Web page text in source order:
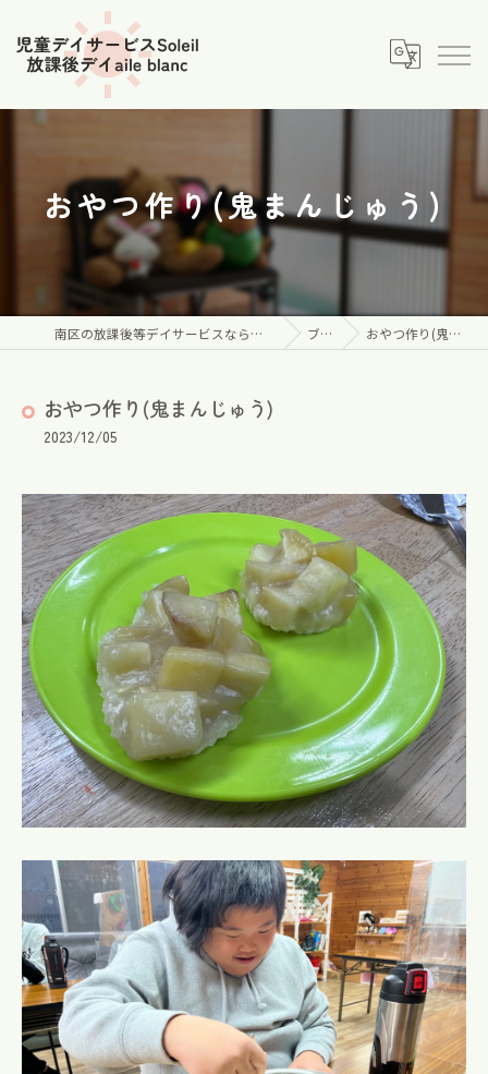
おやつ作り(鬼まんじゅう)
南区の放課後等デイサービスなら児童デイサービス Soleil ブログ おやつ作り(鬼まんじゅう)
おやつ作り(鬼まんじゅう)
2023/12/05